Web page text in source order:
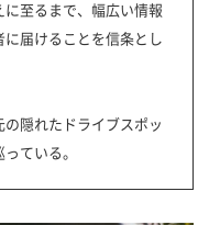
至るまで、幅広い情報
届けることを信条とし
隠れたドライブスポッ
ている。